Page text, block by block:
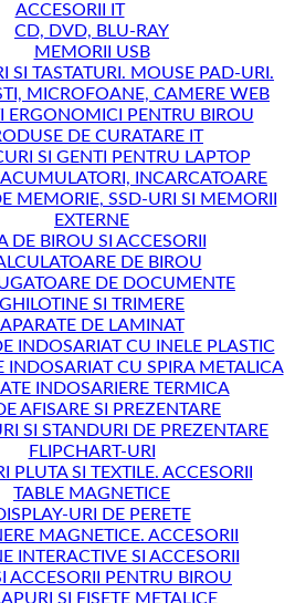
ACCESORII IT
CD, DVD, BLU-RAY
MEMORII USB
SI TASTATURI. MOUSE PAD-URI.
MICROFOANE, CAMERE WEB
ERGONOMICI PENTRU BIROU
DE CURATARE IT
SI GENTI PENTRU LAPTOP
ACUMULATORI, INCARCATOARE
MEMORIE, SSD-URI SI MEMORII
EXTERNE
DE BIROU SI ACCESORII
DE BIROU
DE DOCUMENTE
GHILOTINE SI TRIMERE
APARATE DE LAMINAT
INDOSARIAT CU INELE PLASTIC
INDOSARIAT CU SPIRA METALICA
INDOSARIERE TERMICA
AFISARE SI PREZENTARE
SI STANDURI DE PREZENTARE
FLIPCHART-URI
PLUTA SI TEXTILE. ACCESORII
TABLE MAGNETICE
URI DE PERETE
MAGNETICE. ACCESORII
INTERACTIVE SI ACCESORII
ACCESORII PENTRU BIROU
SI FISETE METALICE